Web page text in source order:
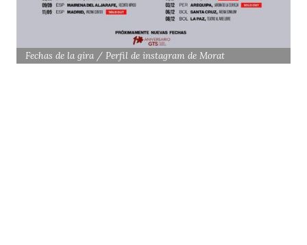
Fechas de la gira / Perfil de instagram de Morat